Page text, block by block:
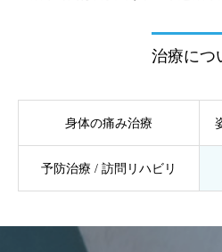
治療につ
身体の痛み治療
予防治療 / 訪問リハビリ